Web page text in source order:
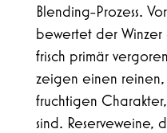
Blending-Prozess.
bewertet der Winzer
frisch primär
zeigen einen
fruchtigen
sind. Reserveweine,